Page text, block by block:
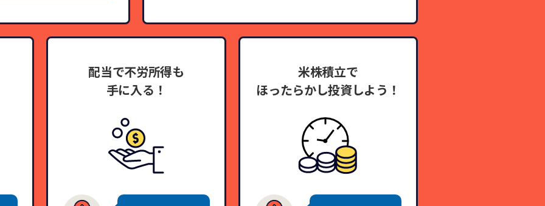
配当で不労所得も
手に入る！
米株積立で
ほったらかし投資しよう！